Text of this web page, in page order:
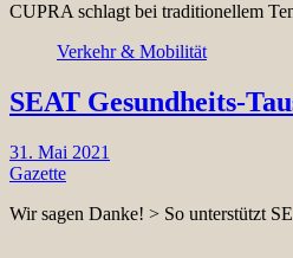
CUPRA schlagt bei traditionellem
Verkehr & Mobilität
SEAT Gesundheits-
31. Mai 2021
Gazette
Wir sagen Danke! > So unterstützt